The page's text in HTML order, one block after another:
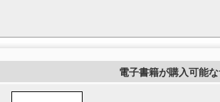
電子書籍が購入可能